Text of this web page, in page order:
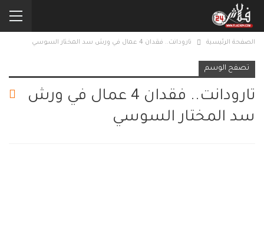
الصفحة الرئيسية تارودانت.. فقدان 4 عمال في ورش سد المختار السوسي
تصفح الوسم
تارودانت.. فقدان 4 عمال في ورش
سد المختار السوسي